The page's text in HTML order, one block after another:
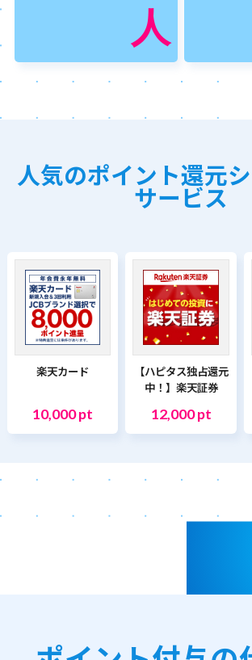
人
人気のポイント還元
サービス
楽天カード
10,000 pt
【ハピタス独占還元
中！】楽天証券
12,000 pt